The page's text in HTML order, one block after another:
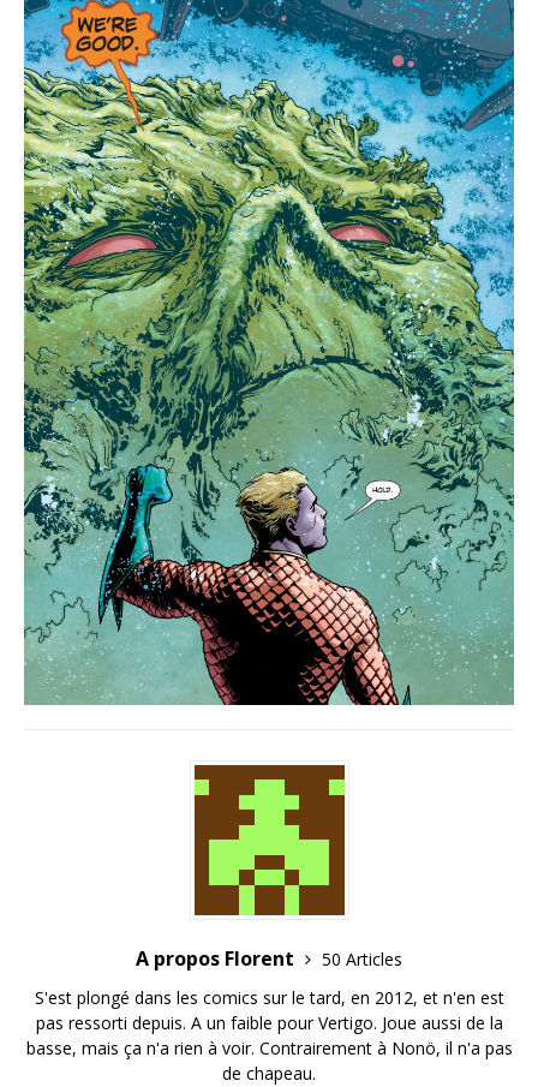
A propos Florent
50 Articles
S'est plongé dans les comics sur le tard, en 2012, et n'en est
pas ressorti depuis. A un faible pour Vertigo. Joue aussi de la
basse, mais ça n'a rien à voir. Contrairement à Nonö, il n'a pas
de chapeau.